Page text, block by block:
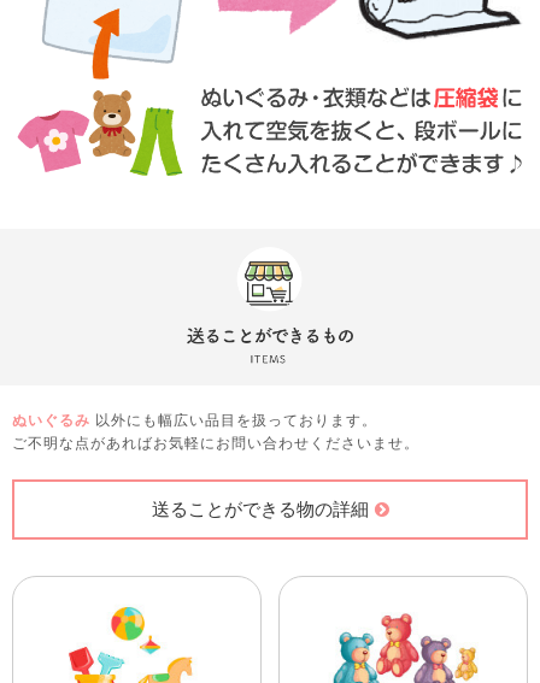
ぬいぐるみ 以外にも幅広い品目を扱っております。
ご不明な点があればお気軽にお問い合わせくださいませ。
送ることができる物の詳細